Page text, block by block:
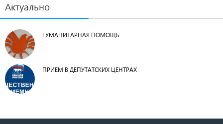
Актуально
ГУМАНИТАРНАЯ ПОМОЩЬ
ПРИЕМ В ДЕПУТАТСКИХ ЦЕНТРАХ